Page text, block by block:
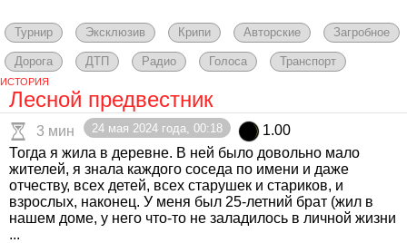
Турнир Эксклюзив Крипи Авторские Загробное
Дорога ДТП Радио Голоса Транспорт
ИСТОРИЯ
Лесной предвестник
3 мин 24 мая 2024 года, 00:18
1.00
Тогда я жила в деревне. В ней было довольно мало
жителей, я знала каждого соседа по имени и даже
отчеству, всех детей, всех старушек и стариков, и
взрослых, наконец. У меня был 25-летний брат (жил в
нашем доме, у него что-то не заладилось в личной жизни
...